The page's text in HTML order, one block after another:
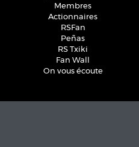
Membres
Actionnaires
RSFan
Peñas
RS Txiki
Fan Wall
On vous écoute